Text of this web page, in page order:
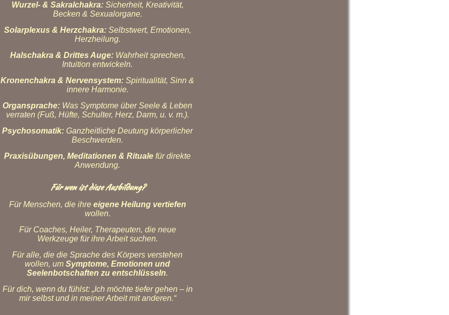
Wurzel- & Sakralchakra:Sicherheit, Kreativität,
Becken & Sexualorgane.
Solarplexus & Herzchakra:Selbstwert, Emotionen,
Herzheilung.
Halschakra & Drittes Auge:Wahrheit sprechen,
Intuition entwickeln.
Kronenchakra & Nervensystem: Spiritualität, Sinn &
innere Harmonie.
Organsprache: Was Symptome über Seele & Leben
verraten (Fuß, Hüfte, Schulter, Herz, Darm, u. v. m.).
Psychosomatik: Ganzheitliche Deutung körperlicher
Beschwerden.
Praxisübungen, Meditationen & Rituale für direkte
Anwendung.
Für wen ist diese Ausbildung?
Für Menschen, die ihre eigene Heilung vertiefen
wollen.
Für Coaches, Heiler, Therapeuten, die neue
Werkzeuge für ihre Arbeit suchen.
Für alle, die die Sprache des Körpers verstehen
wollen, um Symptome, Emotionen und
Seelenbotschaften zu entschlüsseln.
Für dich, wenn du fühlst: „Ich möchte tiefer gehen – in
mir selbst und in meiner Arbeit mit anderen.“